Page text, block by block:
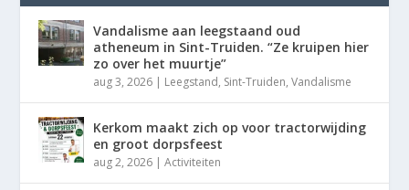
Vandalisme aan leegstaand oud
atheneum in Sint-Truiden. “Ze kruipen hier
zo over het muurtje”
aug 3, 2026 | Leegstand, Sint-Truiden,Vandalisme
Kerkom maakt zich op voor tractorwijding
en groot dorpsfeest
aug 2, 2026 |Activiteiten